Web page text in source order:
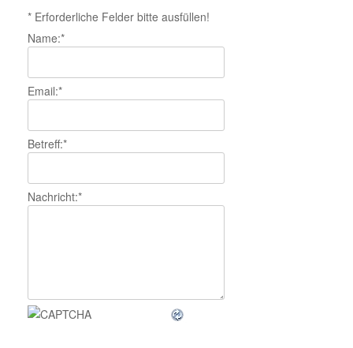
* Erforderliche Felder bitte ausfüllen!
Name:*
Email:*
Betreff:*
Nachricht:*